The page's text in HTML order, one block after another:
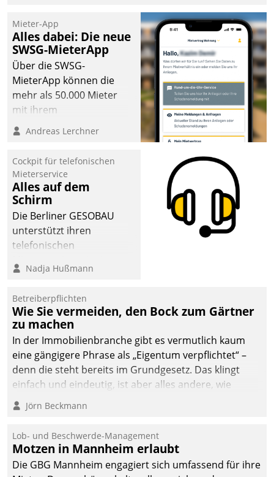
Mieter-App
Alles dabei: Die neue
SWSG-MieterApp
Über die SWSG-
MieterApp können die
mehr als 50.000 Mieter
mit ihrem
Wohnungsunternehmen
kommunizieren, auf dem
einsehen und ändern
oder
Schadensmeldungen
abgeben – rund um die
Uhr.
Andreas Lerchner
Cockpit für telefonischen
Mieterservice
Alles auf dem
Schirm
Die Berliner GESOBAU
unterstützt ihren
telefonischen
digitalen Cockpit, das
passende Fragen und
Schlagworte auswirft.
Eine intuitive
Dialogführung ermöglicht
dem externen
Serviceteam, Anrufe von
Mietenden zügiger und
effizienter zu bearbeiten.
Nadja Hußmann
Betreiberpflichten
Wie Sie vermeiden, den Bock zum Gärtner
zu machen
In der Immobilienbranche gibt es vermutlich kaum
eine gängigere Phrase als „Eigentum verpflichtet“ –
denn die steht bereits im Grundgesetz. Das klingt
einfach und eindeutig, ist aber alles andere, wie
Branchenbeschäftigte wissen. Denn mit der
Verantwortung folgen Verpflichtungen.
Jörn Beckmann
Lob- und Beschwerde-Management
Motzen in Mannheim erlaubt
Die GBG Mannheim engagiert sich umfassend für ihre